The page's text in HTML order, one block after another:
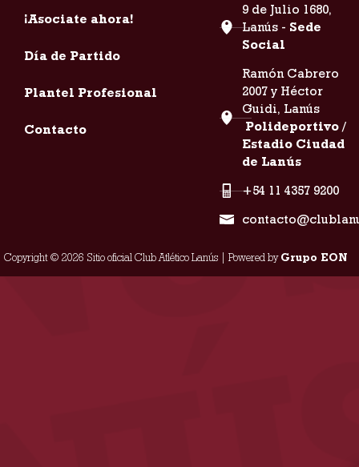
¡Asociate ahora!
Día de Partido
Plantel Profesional
Contacto
9 de Julio 1680,
Lanús - Sede
Social
Ramón Cabrero
2007 y Héctor
Guidi, Lanús
Polideportivo /
Estadio Ciudad
de Lanús
+54 11 4357 9200
Copyright © 2026 Sitio oficial Club Atlético Lanús | Powered byGrupo EON